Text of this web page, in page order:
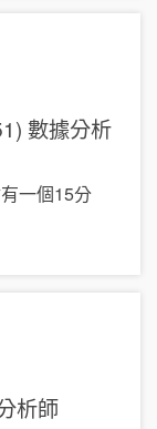
數據分析
一個15分
析師